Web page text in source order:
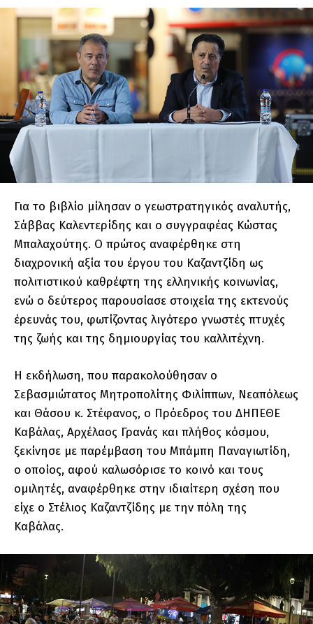
Για το βιβλίο μίλησαν ο γεωστρατηγικός αναλυτής,
Σάββας Καλεντερίδης και ο συγγραφέας Κώστας
Μπαλαχούτης. Ο πρώτος αναφέρθηκε στη
διαχρονική αξία του έργου του Καζαντζίδη ως
πολιτιστικού καθρέφτη της ελληνικής κοινωνίας,
ενώ ο δεύτερος παρουσίασε στοιχεία της εκτενούς
έρευνάς του, φωτίζοντας λιγότερο γνωστές πτυχές
της ζωής και της δημιουργίας του καλλιτέχνη.
Η εκδήλωση, που παρακολούθησαν ο
Σεβασμιώτατος Μητροπολίτης Φιλίππων, Νεαπόλεως
και Θάσου κ. Στέφανος, ο Πρόεδρος του ΔΗΠΕΘΕ
Καβάλας, Αρχέλαος Γρανάς και πλήθος κόσμου,
ξεκίνησε με παρέμβαση του Μπάμπη Παναγιωτίδη,
ο οποίος, αφού καλωσόρισε το κοινό και τους
ομιλητές, αναφέρθηκε στην ιδιαίτερη σχέση που
είχε ο Στέλιος Καζαντζίδης με την πόλη της
Καβάλας.